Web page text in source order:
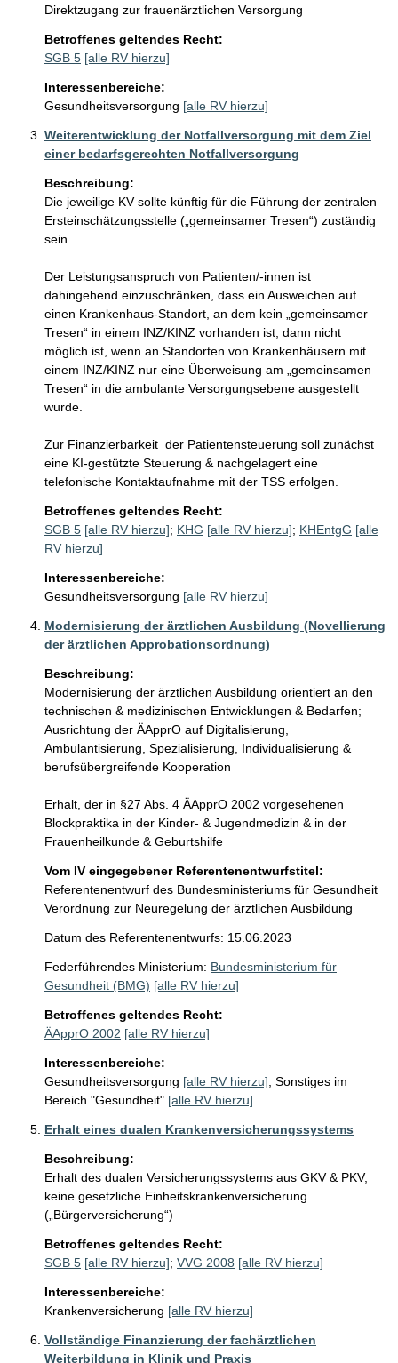
Direktzugang zur frauenärztlichen Versorgung
Betroffenes geltendes Recht:
SGB 5 [alle RV hierzu]
Interessenbereiche:
Gesundheitsversorgung [alle RV hierzu]
Weiterentwicklung der Notfallversorgung mit dem Ziel
einer bedarfsgerechten Notfallversorgung
Beschreibung:
Die jeweilige KV sollte künftig für die Führung der zentralen
Ersteinschätzungsstelle („gemeinsamer Tresen“) zuständig
sein.
Der Leistungsanspruch von Patienten/-innen ist
dahingehend einzuschränken, dass ein Ausweichen auf
einen Krankenhaus-Standort, an dem kein „gemeinsamer
Tresen“ in einem INZ/KINZ vorhanden ist, dann nicht
möglich ist, wenn an Standorten von Krankenhäusern mit
einem INZ/KINZ nur eine Überweisung am „gemeinsamen
Tresen“ in die ambulante Versorgungsebene ausgestellt
wurde.
Zur Finanzierbarkeit  der Patientensteuerung soll zunächst
eine KI-gestützte Steuerung & nachgelagert eine
telefonische Kontaktaufnahme mit der TSS erfolgen.
Betroffenes geltendes Recht:
SGB 5 [alle RV hierzu]; KHG [alle RV hierzu]; KHEntgG [alle
RV hierzu]
Interessenbereiche:
Gesundheitsversorgung [alle RV hierzu]
Modernisierung der ärztlichen Ausbildung (Novellierung
der ärztlichen Approbationsordnung)
Beschreibung:
Modernisierung der ärztlichen Ausbildung orientiert an den
technischen & medizinischen Entwicklungen & Bedarfen;
Ausrichtung der ÄApprO auf Digitalisierung,
Ambulantisierung, Spezialisierung, Individualisierung &
berufsübergreifende Kooperation
Erhalt, der in §27 Abs. 4 ÄApprO 2002 vorgesehenen
Blockpraktika in der Kinder- & Jugendmedizin & in der
Frauenheilkunde & Geburtshilfe
Vom IV eingegebener Referentenentwurfstitel:
Referentenentwurf des Bundesministeriums für Gesundheit
Verordnung zur Neuregelung der ärztlichen Ausbildung
Datum des Referentenentwurfs: 15.06.2023
Federführendes Ministerium: Bundesministerium für
Gesundheit (BMG) [alle RV hierzu]
Betroffenes geltendes Recht:
ÄApprO 2002 [alle RV hierzu]
Interessenbereiche:
Gesundheitsversorgung [alle RV hierzu]; Sonstiges im
Bereich "Gesundheit" [alle RV hierzu]
Erhalt eines dualen Krankenversicherungssystems
Beschreibung:
Erhalt des dualen Versicherungssystems aus GKV & PKV;
keine gesetzliche Einheitskrankenversicherung
(„Bürgerversicherung“)
Betroffenes geltendes Recht:
SGB 5 [alle RV hierzu]; VVG 2008 [alle RV hierzu]
Interessenbereiche:
Krankenversicherung [alle RV hierzu]
Vollständige Finanzierung der fachärztlichen
Weiterbildung in Klinik und Praxis